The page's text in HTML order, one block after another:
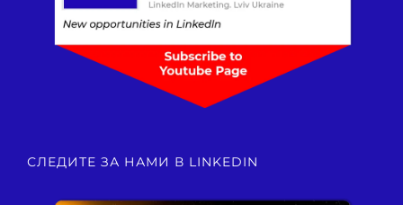
СЛЕДИТЕ ЗА НАМИ В LINKEDIN